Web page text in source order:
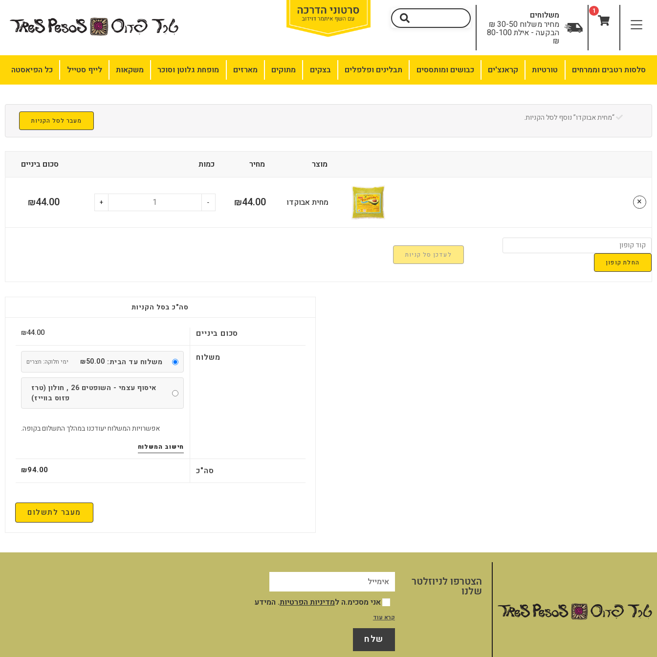
1 משלוחים
מחיר משלוח 30-50 ₪
הבקעה - אילת 80-100
₪
סלסות רטבים וממרחים טורטיות קראנצ'ים כבושים ומותססים תבלינים ופלפלים בצקים מתוקים מארזים מופחת גלוטן וסוכר משקאות לייף סטייל כל הפיאסטה
“מחית אבוקדו” נוסף לסל הקניות. מעבר לסל הקניות
מוצר מחיר כמות סכום ביניים
× מחית אבוקדו ₪44.00
-
+
₪44.00
החלת קופון
לעדכן סל קניות
סה"כ בסל הקניות
סכום ביניים ₪44.00
משלוח משלוח עד הבית: ₪50.00 ימי חלוקה: חצרים
איסוף עצמי - השופטים 26 , חולון (טרז
פזוס בווייז)
אפשרויות המשלוח יעודכנו במהלך התשלום בקופה.
חישוב המשלוח
סה"כ ₪94.00
מעבר לתשלום
הצטרפו לניוזלטר
שלנו
אני מסכימ.ה למדיניות הפרטיות. המידע
שייאסף אודותיי במסגרת השימוש שלי באתר
יישמר במאגר המידע שבשליטת החברה לצורך
ניהול וייעול השירות והקשר עמי, לצרכים
תפעוליים ושיווקיים כמפורט במדיניות
קרא עוד
שלח